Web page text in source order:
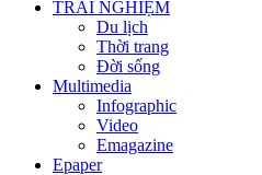
TRẢI NGHIỆM
Du lịch
Thời trang
Đời sống
Multimedia
Infographic
Video
Emagazine
Epaper